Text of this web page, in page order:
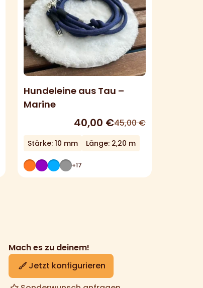
Hundeleine aus Tau –
Marine
45,00€
40,00 €
Stärke: 10 mm Länge: 2,20 m
+17
Mach es zu deinem!
Jetzt konfigurieren